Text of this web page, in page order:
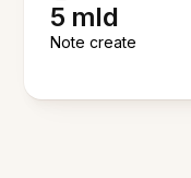
5 mld
Note create